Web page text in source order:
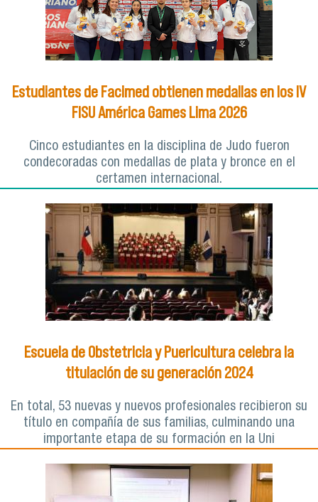
Estudiantes de Facimed obtienen medallas en los IV
FISU América Games Lima 2026
Cinco estudiantes en la disciplina de Judo fueron
condecoradas con medallas de plata y bronce en el
certamen internacional.
Escuela de Obstetricia y Puericultura celebra la
titulación de su generación 2024
En total, 53 nuevas y nuevos profesionales recibieron su
título en compañía de sus familias, culminando una
importante etapa de su formación en la Uni